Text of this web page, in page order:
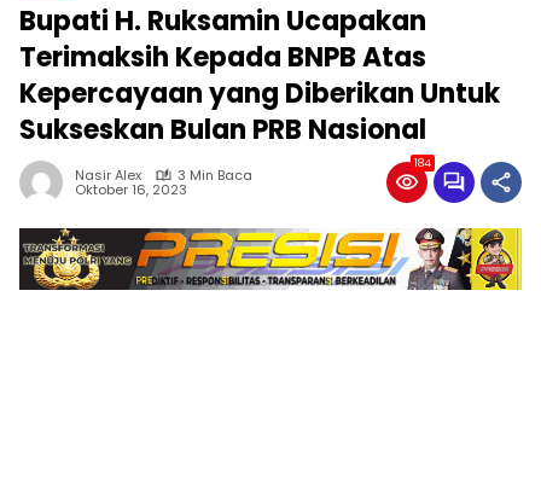
Bupati H. Ruksamin Ucapakan
Terimaksih Kepada BNPB Atas
Kepercayaan yang Diberikan Untuk
Sukseskan Bulan PRB Nasional
Nasir Alex 3 Min Baca
Oktober 16, 2023
184